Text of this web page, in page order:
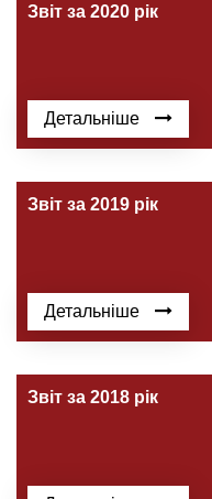
Звіт за 2020 рік
Детальніше
Звіт за 2019 рік
Детальніше
Звіт за 2018 рік